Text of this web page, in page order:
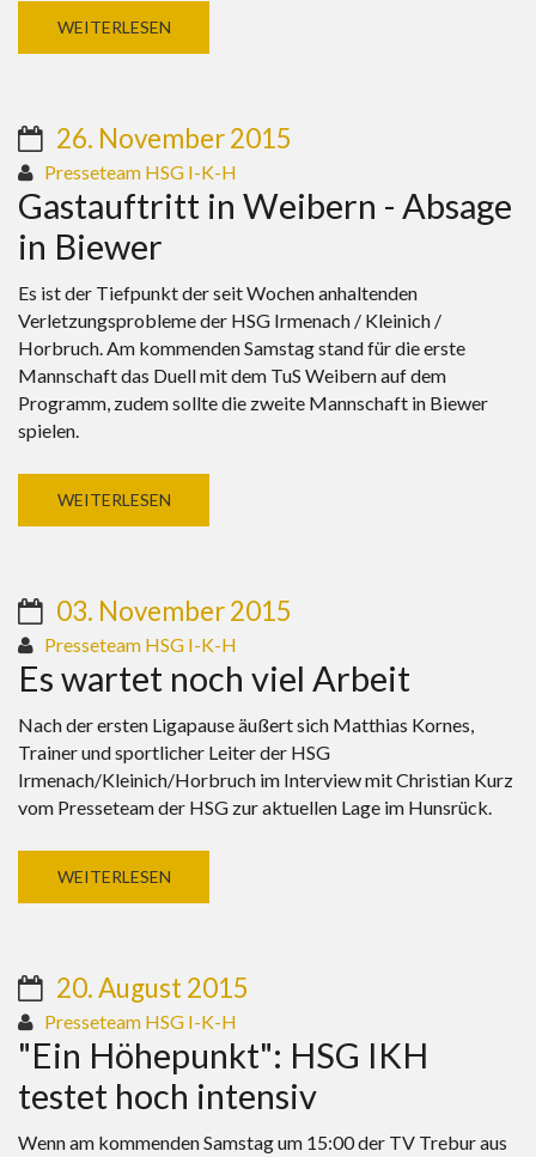
WEITERLESEN
26. November 2015
Presseteam HSG I-K-H
Gastauftritt in Weibern - Absage
in Biewer
Es ist der Tiefpunkt der seit Wochen anhaltenden
Verletzungsprobleme der HSG Irmenach / Kleinich /
Horbruch. Am kommenden Samstag stand für die erste
Mannschaft das Duell mit dem TuS Weibern auf dem
Programm, zudem sollte die zweite Mannschaft in Biewer
spielen.
WEITERLESEN
03. November 2015
Presseteam HSG I-K-H
Es wartet noch viel Arbeit
Nach der ersten Ligapause äußert sich Matthias Kornes,
Trainer und sportlicher Leiter der HSG
Irmenach/Kleinich/Horbruch im Interview mit Christian Kurz
vom Presseteam der HSG zur aktuellen Lage im Hunsrück.
WEITERLESEN
20. August 2015
Presseteam HSG I-K-H
"Ein Höhepunkt": HSG IKH
testet hoch intensiv
Wenn am kommenden Samstag um 15:00 der TV Trebur aus